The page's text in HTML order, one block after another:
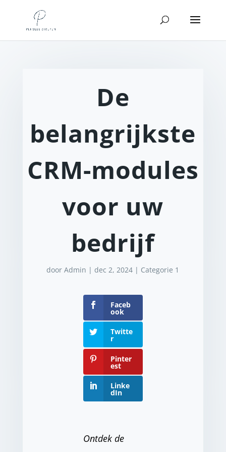
De
belangrijkste
CRM-modules
voor uw
bedrijf
doorAdmin | dec 2, 2024 | Categorie 1
Faceb
ook
Twitte
r
Pinter
est
Linke
dIn
Ontdek de